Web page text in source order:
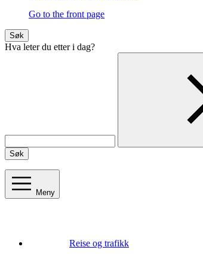
Go to the front page
Søk
Hva leter du etter i dag?
Søk
Meny
Reise og trafikk